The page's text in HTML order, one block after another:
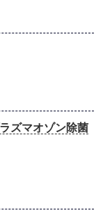
ズマオゾン除菌